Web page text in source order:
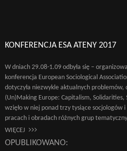
KONFERENCJA ESA ATENY 2017
W dniach 29.08-1.09 odbyła się –
konferencja European Sociological
dotyczyła niezwykle aktualnych problemów,
(Un)Making Europe: Capitalism, Solidarities,
wzięło w niej ponad trzy tysiące socjologów
pracach i obradach różnych grup
WIĘCEJ
OPUBLIKOWANO: